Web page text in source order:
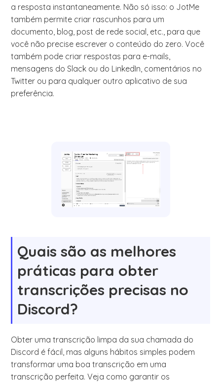
a resposta instantaneamente. Não só isso: o JotMe
também permite criar rascunhos para um
documento, blog, post de rede social, etc., para que
você não precise escrever o conteúdo do zero. Você
também pode criar respostas para e-mails,
mensagens do Slack ou do LinkedIn, comentários no
Twitter ou para qualquer outro aplicativo de sua
preferência.
Quais são as melhores
práticas para obter
transcrições precisas no
Discord?
Obter uma transcrição limpa da sua chamada do
Discord é fácil, mas alguns hábitos simples podem
transformar uma boa transcrição em uma
transcrição perfeita. Veja como garantir os